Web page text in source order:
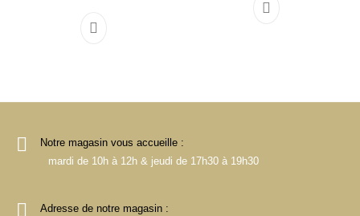
Ce produit a
Notre magasin vous accueille :
mardi de 10h à 12h & jeudi de 17h30 à 19h30
Adresse de notre magasin :